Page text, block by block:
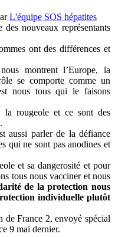
L'équipe SOS hépatites
nouveaux représentants
ont des différences et
montrent l’Europe, la
se comporte comme un
nous tous qui le faisons
la rougeole et ce sont des
aussi parler de la défiance
qui ne sont pas anodines et
et sa dangerosité et pour
tous nous vacciner et nous
de la protection nous
individuelle plutôt
de France 2, envoyé spécial
9 mai dernier.